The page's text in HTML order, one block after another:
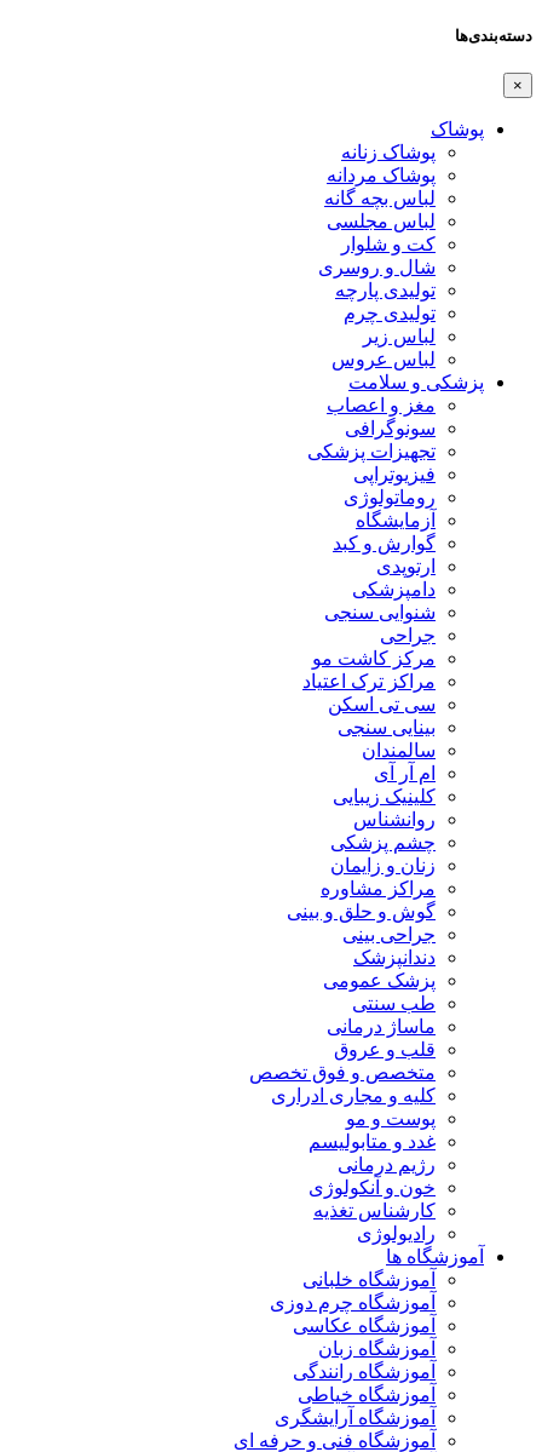
دسته‌بندی‌ها
×
پوشاک
پوشاک زنانه
پوشاک مردانه
لباس بچه گانه
لباس مجلسی
کت و شلوار
شال و روسری
تولیدی پارچه
تولیدی چرم
لباس زیر
لباس عروس
پزشکی و سلامت
مغز و اعصاب
سونوگرافی
تجهیزات پزشکی
فیزیوتراپی
روماتولوژی
آزمایشگاه
گوارش و کبد
ارتوپدی
دامپزشکی
شنوایی سنجی
جراحی
مرکز کاشت مو
مراکز ترک اعتیاد
سی تی اسکن
بینایی سنجی
سالمندان
ام آر آی
کلینیک زیبایی
روانشناس
چشم پزشکی
زنان و زایمان
مراکز مشاوره
گوش و حلق و بینی
جراحی بینی
دندانپزشک
پزشک عمومی
طب سنتی
ماساژ درمانی
قلب و عروق
متخصص و فوق تخصص
کلیه و مجاری ادراری
پوست و مو
غدد و متابولیسم
رژیم درمانی
خون و آنکولوژی
کارشناس تغذیه
رادیولوژی
آموزشگاه ها
آموزشگاه خلبانی
آموزشگاه چرم دوزی
آموزشگاه عکاسی
آموزشگاه زبان
آموزشگاه رانندگی
آموزشگاه خیاطی
آموزشگاه آرایشگری
آموزشگاه فنی و حرفه ای